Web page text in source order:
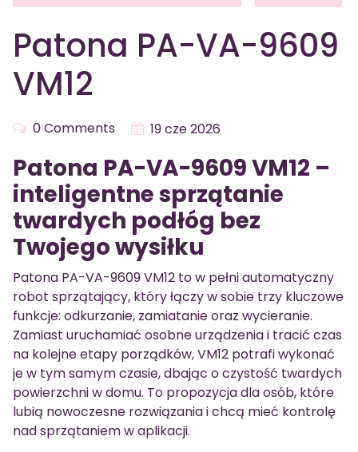
Patona PA-VA-9609
VM12
0 Comments 19 cze 2026
Patona PA-VA-9609 VM12 –
inteligentne sprzątanie
twardych podłóg bez
Twojego wysiłku
Patona PA-VA-9609 VM12 to w pełni automatyczny
robot sprzątający, który łączy w sobie trzy kluczowe
funkcje: odkurzanie, zamiatanie oraz wycieranie.
Zamiast uruchamiać osobne urządzenia i tracić czas
na kolejne etapy porządków, VM12 potrafi wykonać
je w tym samym czasie, dbając o czystość twardych
powierzchni w domu. To propozycja dla osób, które
lubią nowoczesne rozwiązania i chcą mieć kontrolę
nad sprzątaniem w aplikacji.